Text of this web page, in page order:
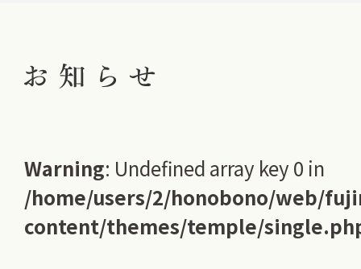
Warning: Undefined array key 0 in
/home/users/2/honobono/web/
content/themes/temple/